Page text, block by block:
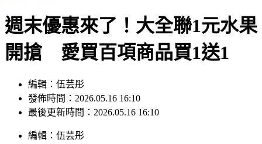
週末優惠來了！大全聯1元水果
開搶 愛買百項商品買1送1
發佈時間：2026.05.16 16:10
最後更新時間：2026.05.16 16:10
發佈時間：2026.05.16 16:10